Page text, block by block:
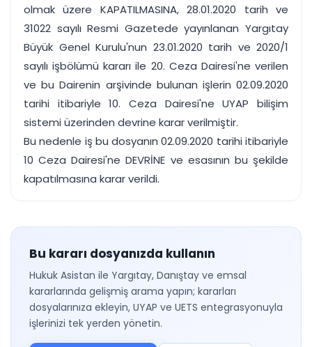
Tüm özellikleri inceleyin Ücretsiz Başlayın
olmak üzere KAPATILMASINA, 28.01.2020 tarih ve
31022 sayılı Resmi Gazetede yayınlanan Yargıtay
Büyük Genel Kurulu'nun 23.01.2020 tarih ve 2020/1
sayılı işbölümü kararı ile 20. Ceza Dairesi'ne verilen
ve bu Dairenin arşivinde bulunan işlerin 02.09.2020
tarihi itibariyle 10. Ceza Dairesi'ne UYAP bilişim
sistemi üzerinden devrine karar verilmiştir.
Bu nedenle iş bu dosyanın 02.09.2020 tarihi itibariyle
10 Ceza Dairesi'ne DEVRİNE ve esasının bu şekilde
kapatılmasına karar verildi.
Bu kararı dosyanızda kullanın
Hukuk Asistan ile Yargıtay, Danıştay ve emsal
kararlarında gelişmiş arama yapın; kararları
dosyalarınıza ekleyin, UYAP ve UETS entegrasyonuyla
işlerinizi tek yerden yönetin.